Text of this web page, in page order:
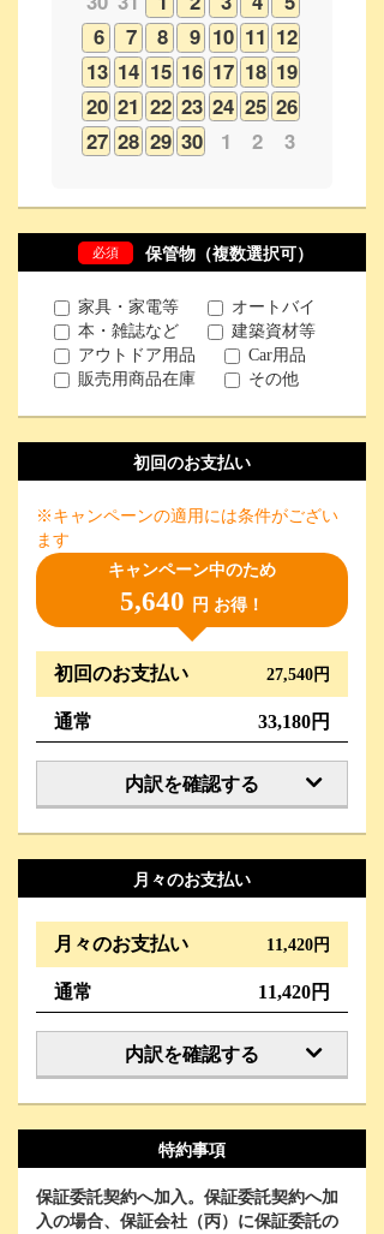
必須 保管物（複数選択可）
家具・家電等
オートバイ
本・雑誌など
建築資材等
アウトドア用品
Car用品
販売用商品在庫
その他
初回のお支払い
※キャンペーンの適用には条件がござい
ます
キャンペーン中のため
5,640 円 お得！
初回のお支払い 27,540円
通常 33,180円
内訳を確認する
月々のお支払い
月々のお支払い 11,420円
通常 11,420円
内訳を確認する
特約事項
保証委託契約へ加入。保証委託契約へ加
入の場合、保証会社（丙）に保証委託の